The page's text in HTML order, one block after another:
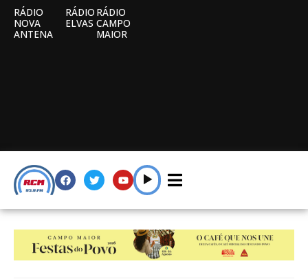
RÁDIO
NOVA
ANTENA
RÁDIO
ELVAS
RÁDIO
CAMPO
MAIOR